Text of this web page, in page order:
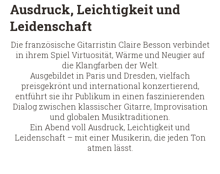
Ausdruck, Leichtigkeit und
Leidenschaft
Die französische Gitarristin Claire Besson verbindet
in ihrem Spiel Virtuosität, Wärme und Neugier auf
die Klangfarben der Welt.
Ausgebildet in Paris und Dresden, vielfach
preisgekrönt und international konzertierend,
entführt sie ihr Publikum in einen faszinierenden
Dialog zwischen klassischer Gitarre, Improvisation
und globalen Musiktraditionen.
Ein Abend voll Ausdruck, Leichtigkeit und
Leidenschaft – mit einer Musikerin, die jeden Ton
atmen lässt.